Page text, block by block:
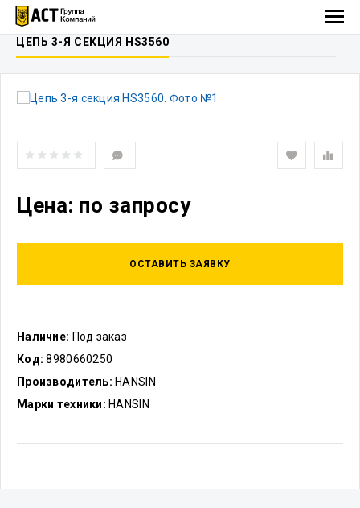
ЦЕПЬ 3-Я СЕКЦИЯ HS3560
Наличие: Под заказ
Код: 8980660250
Производитель: HANSIN
Марки техники: HANSIN
Цена: по запросу
ОСТАВИТЬ ЗАЯВКУ